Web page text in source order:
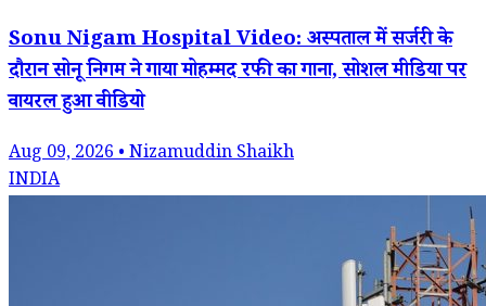
Sonu Nigam Hospital Video: अस्पताल में सर्जरी के
दौरान सोनू निगम ने गाया मोहम्मद रफी का गाना, सोशल मीडिया पर
वायरल हुआ वीडियो
Aug 09, 2026 • Nizamuddin Shaikh
INDIA